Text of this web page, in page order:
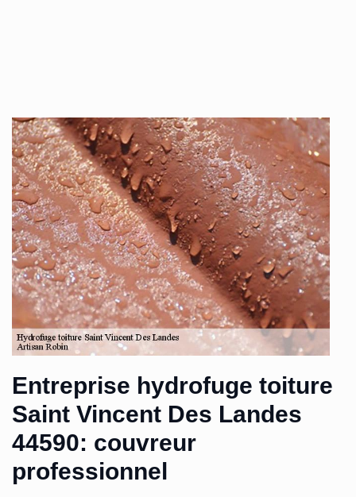
Entreprise hydrofuge toiture
Saint Vincent Des Landes
44590: couvreur
professionnel